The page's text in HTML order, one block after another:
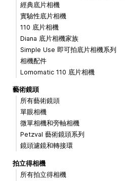
經典底片相機
實驗性底片相機
110 底片相機
Diana 底片相機家族
Simple Use 即可拍底片相機系列
相機配件
Lomomatic 110 底片相機
藝術鏡頭
所有藝術鏡頭
單眼相機
微單相機和旁軸相機
Petzval 藝術鏡頭系列
鏡頭濾鏡和轉接環
拍立得相機
所有拍立得相機